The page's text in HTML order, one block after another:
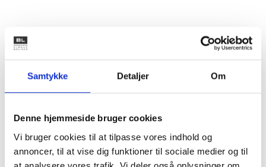
Samtykke Detaljer Om
Denne hjemmeside bruger cookies
Vi bruger cookies til at tilpasse vores indhold og
annoncer, til at vise dig funktioner til sociale medier og til
registerdata og Sundhedsstyrelsens Register for Udvalgte